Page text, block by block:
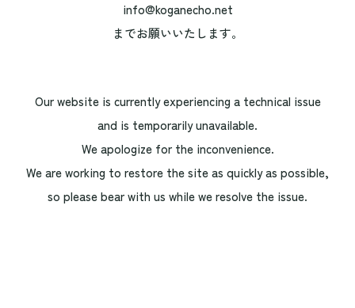
info@koganecho.net
までお願いいたします。
Our website is currently experiencing a technical issue
and is temporarily unavailable.
We apologize for the inconvenience.
We are working to restore the site as quickly as possible,
so please bear with us while we resolve the issue.